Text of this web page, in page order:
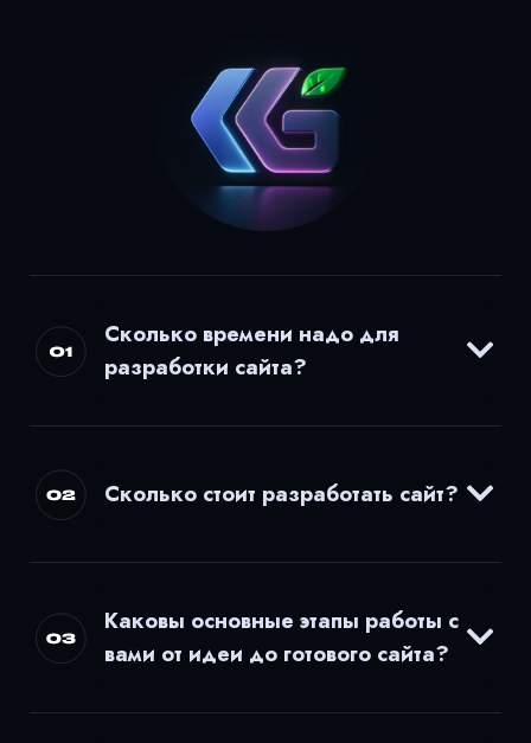
Сколько времени надо для
разработки сайта?
Сколько стоит разработать сайт?
Каковы основные этапы работы с
вами от идеи до готового сайта?